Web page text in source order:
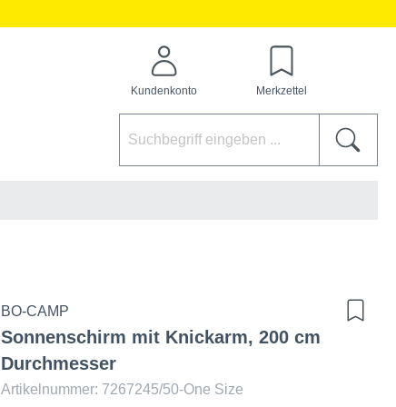
Kundenkonto Merkzettel
BO-CAMP
Sonnenschirm mit Knickarm, 200 cm
Durchmesser
Artikelnummer: 7267245/50-One Size